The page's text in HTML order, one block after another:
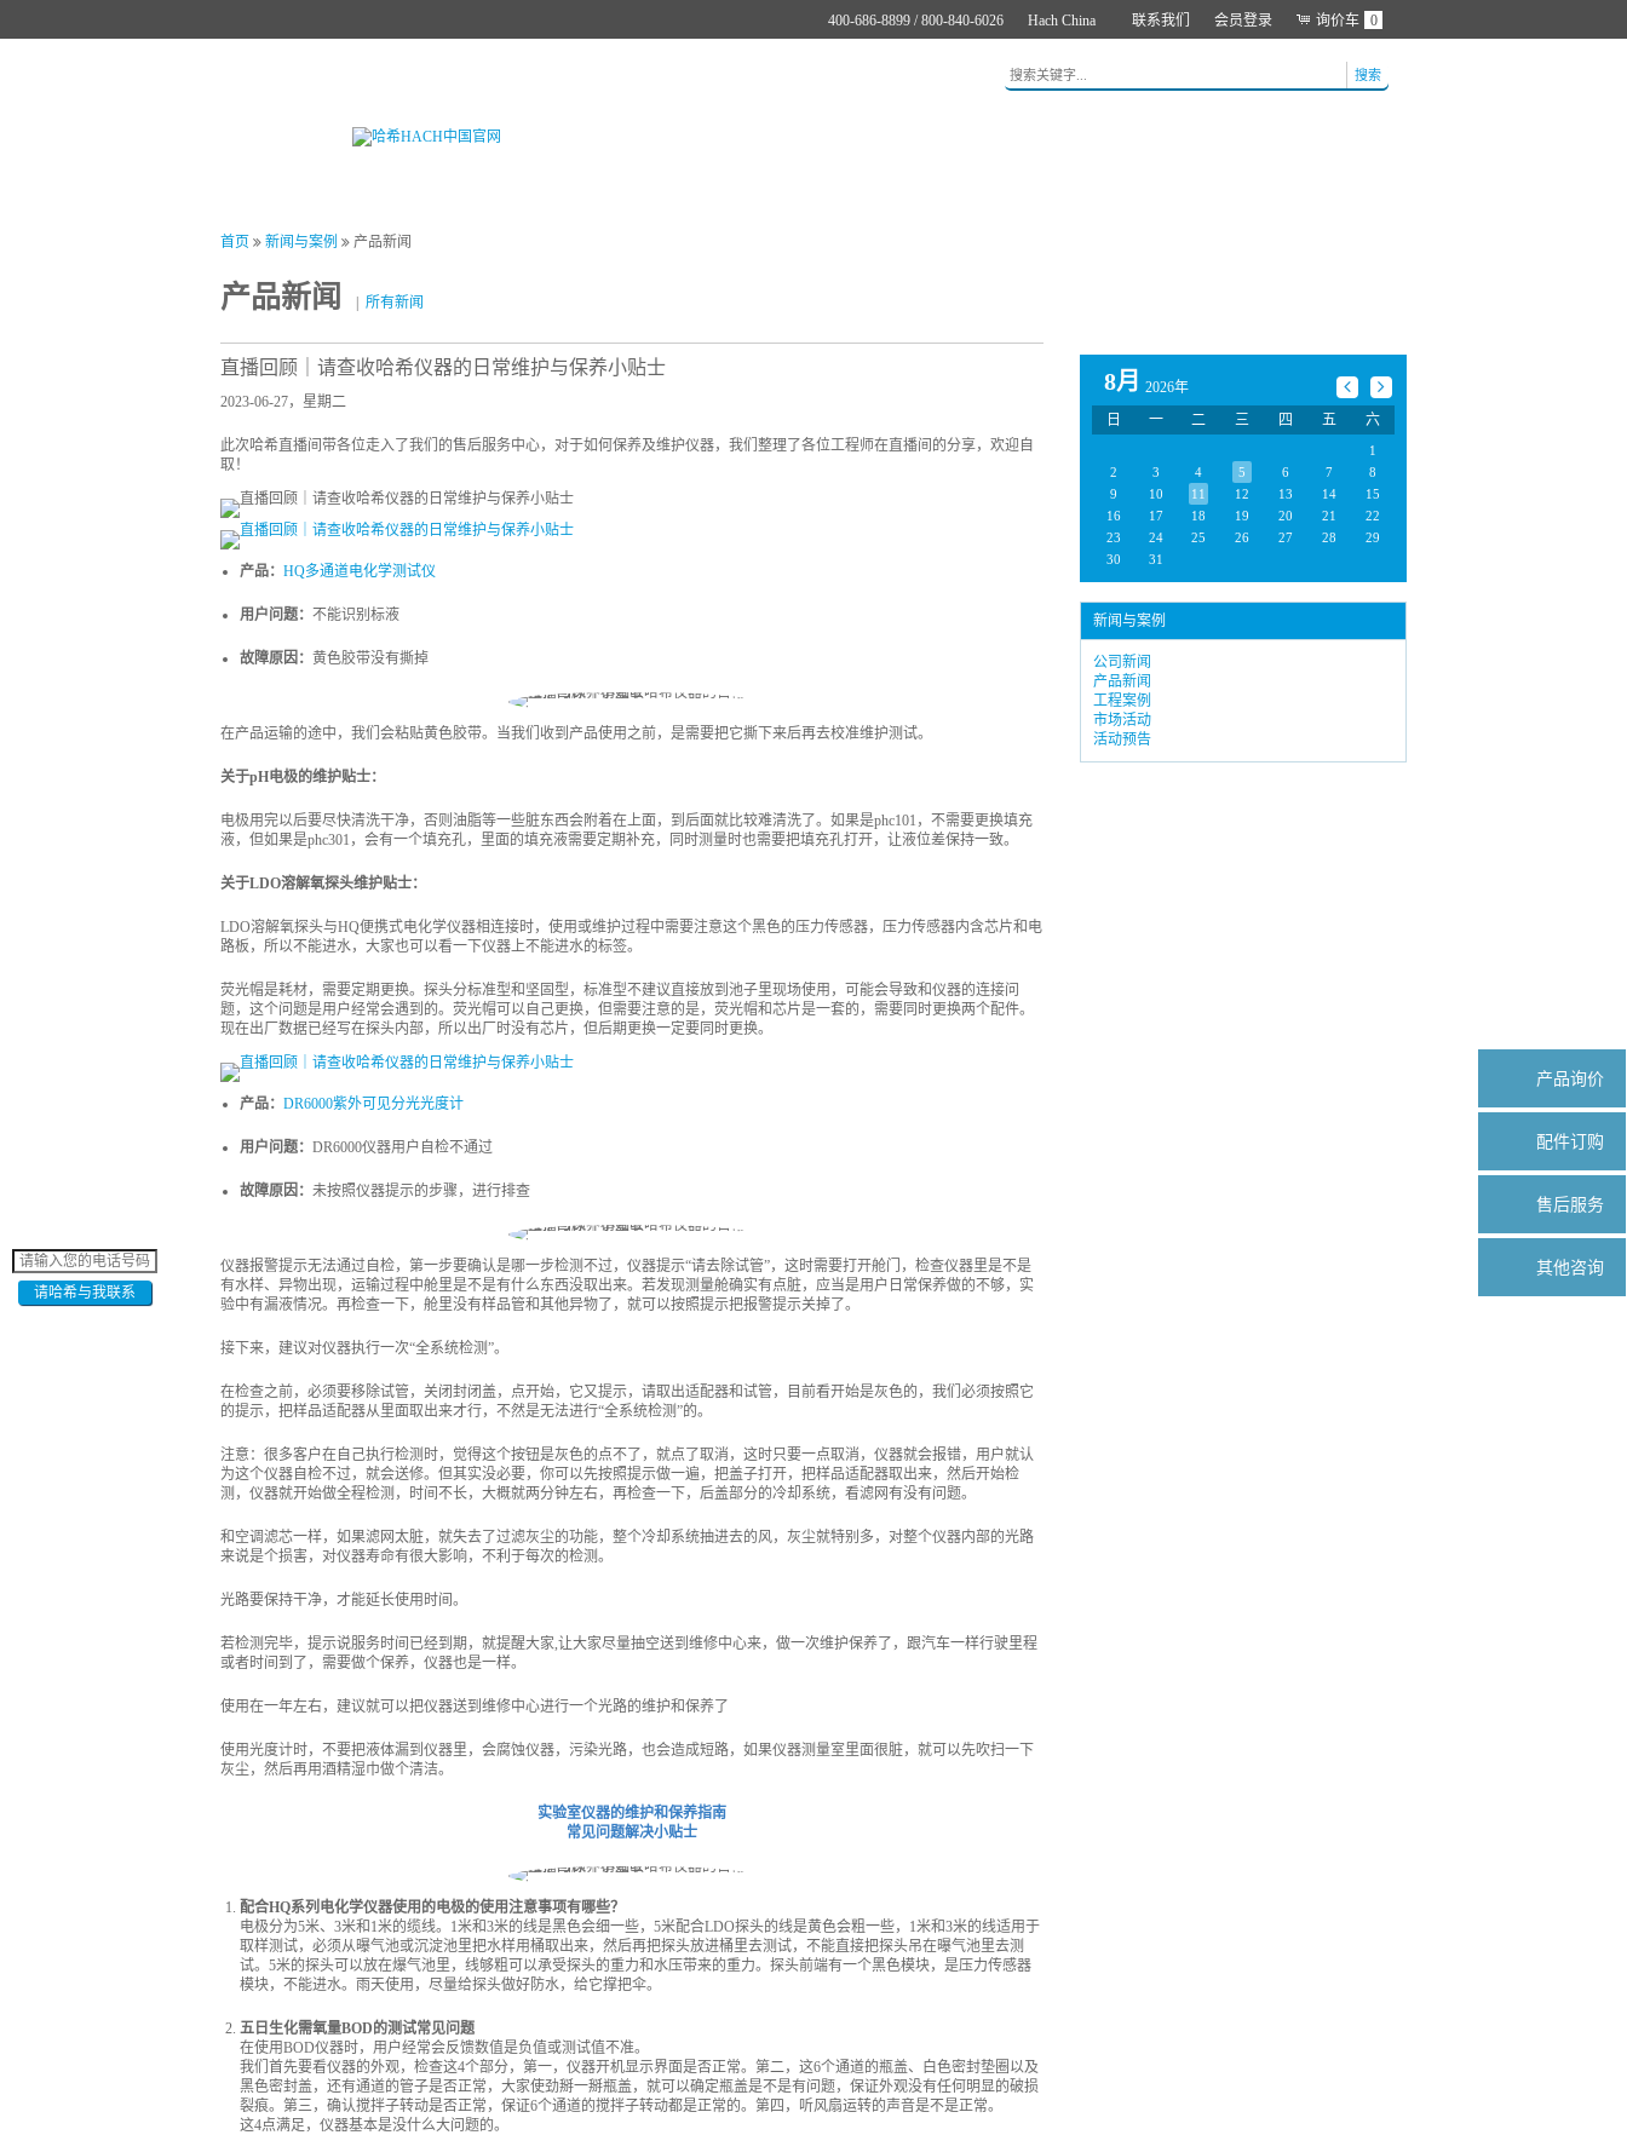
联系我们 会员登录 询价车 0
Hach China
400-686-8899 / 800-840-6026
搜索
首页 新闻与案例 产品新闻
产品新闻 所有新闻
直播回顾｜请查收哈希仪器的日常维护与保养小贴士
2023-06-27，星期二
此次哈希直播间带各位走入了我们的售后服务中心，对于如何保养及维护仪器，我们整理了各位工程师在直播间的分享，欢迎自
取！
产品： HQ多通道电化学测试仪
用户问题： 不能识别标液
故障原因： 黄色胶带没有撕掉
在产品运输的途中，我们会粘贴黄色胶带。当我们收到产品使用之前，是需要把它撕下来后再去校准维护测试。
关于pH电极的维护贴士：
电极用完以后要尽快清洗干净，否则油脂等一些脏东西会附着在上面，到后面就比较难清洗了。如果是phc101，不需要更换填充
液，但如果是phc301，会有一个填充孔，里面的填充液需要定期补充，同时测量时也需要把填充孔打开，让液位差保持一致。
关于LDO溶解氧探头维护贴士：
LDO溶解氧探头与HQ便携式电化学仪器相连接时，使用或维护过程中需要注意这个黑色的压力传感器，压力传感器内含芯片和电
路板，所以不能进水，大家也可以看一下仪器上不能进水的标签。
荧光帽是耗材，需要定期更换。探头分标准型和坚固型，标准型不建议直接放到池子里现场使用，可能会导致和仪器的连接问
题，这个问题是用户经常会遇到的。荧光帽可以自己更换，但需要注意的是，荧光帽和芯片是一套的，需要同时更换两个配件。
现在出厂数据已经写在探头内部，所以出厂时没有芯片，但后期更换一定要同时更换。
产品： DR6000紫外可见分光光度计
用户问题： DR6000仪器用户自检不通过
故障原因： 未按照仪器提示的步骤，进行排查
仪器报警提示无法通过自检，第一步要确认是哪一步检测不过，仪器提示“请去除试管”，这时需要打开舱门，检查仪器里是不是
有水样、异物出现，运输过程中舱里是不是有什么东西没取出来。若发现测量舱确实有点脏，应当是用户日常保养做的不够，实
验中有漏液情况。再检查一下，舱里没有样品管和其他异物了，就可以按照提示把报警提示关掉了。
接下来，建议对仪器执行一次“全系统检测”。
在检查之前，必须要移除试管，关闭封闭盖，点开始，它又提示，请取出适配器和试管，目前看开始是灰色的，我们必须按照它
的提示，把样品适配器从里面取出来才行，不然是无法进行“全系统检测”的。
注意：很多客户在自己执行检测时，觉得这个按钮是灰色的点不了，就点了取消，这时只要一点取消，仪器就会报错，用户就认
为这个仪器自检不过，就会送修。但其实没必要，你可以先按照提示做一遍，把盖子打开，把样品适配器取出来，然后开始检
测，仪器就开始做全程检测，时间不长，大概就两分钟左右，再检查一下，后盖部分的冷却系统，看滤网有没有问题。
和空调滤芯一样，如果滤网太脏，就失去了过滤灰尘的功能，整个冷却系统抽进去的风，灰尘就特别多，对整个仪器内部的光路
来说是个损害，对仪器寿命有很大影响，不利于每次的检测。
光路要保持干净，才能延长使用时间。
若检测完毕，提示说服务时间已经到期，就提醒大家,让大家尽量抽空送到维修中心来，做一次维护保养了，跟汽车一样行驶里程
或者时间到了，需要做个保养，仪器也是一样。
使用在一年左右，建议就可以把仪器送到维修中心进行一个光路的维护和保养了
使用光度计时，不要把液体漏到仪器里，会腐蚀仪器，污染光路，也会造成短路，如果仪器测量室里面很脏，就可以先吹扫一下
灰尘，然后再用酒精湿巾做个清洁。
实验室仪器的维护和保养指南
常见问题解决小贴士
配合HQ系列电化学仪器使用的电极的使用注意事项有哪些？
电极分为5米、3米和1米的缆线。1米和3米的线是黑色会细一些，5米配合LDO探头的线是黄色会粗一些，1米和3米的线适用于
取样测试，必须从曝气池或沉淀池里把水样用桶取出来，然后再把探头放进桶里去测试，不能直接把探头吊在曝气池里去测
试。5米的探头可以放在爆气池里，线够粗可以承受探头的重力和水压带来的重力。探头前端有一个黑色模块，是压力传感器
模块，不能进水。雨天使用，尽量给探头做好防水，给它撑把伞。
五日生化需氧量BOD的测试常见问题
在使用BOD仪器时，用户经常会反馈数值是负值或测试值不准。
我们首先要看仪器的外观，检查这4个部分，第一，仪器开机显示界面是否正常。第二，这6个通道的瓶盖、白色密封垫圈以及
黑色密封盖，还有通道的管子是否正常，大家使劲掰一掰瓶盖，就可以确定瓶盖是不是有问题，保证外观没有任何明显的破损
裂痕。第三，确认搅拌子转动是否正常，保证6个通道的搅拌子转动都是正常的。第四，听风扇运转的声音是不是正常。
这4点满足，仪器基本是没什么大问题的。
8月
2026年
日
一 二 三 四 五 六
1
2
3 4 5 6 7
8
9
10 11 12 13 14
15
16
17 18 19 20 21
22
23
24 25 26 27 28
29
30
31
新闻与案例
公司新闻
产品新闻
工程案例
市场活动
活动预告
请哈希与我联系
产品询价
配件订购
售后服务
其他咨询